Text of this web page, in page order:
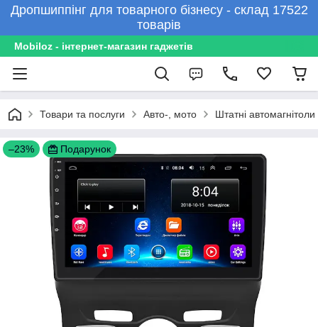
Дропшиппінг для товарного бізнесу - склад 17522
товарів
Mobiloz - інтернет-магазин гаджетів
Товари та послуги Авто-, мото Штатні автомагнітоли
–23% Подарунок